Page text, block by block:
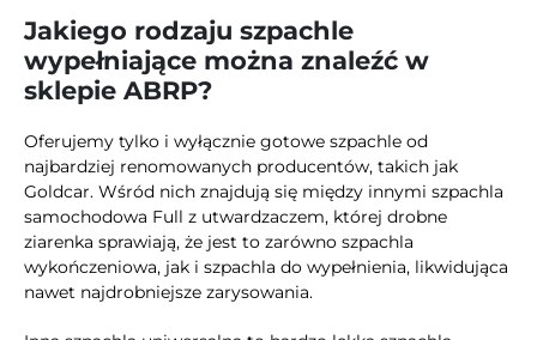
Jakiego rodzaju szpachle
wypełniające można znaleźć w
sklepie ABRP?
Oferujemy tylko i wyłącznie gotowe szpachle od
najbardziej renomowanych producentów, takich jak
Goldcar. Wśród nich znajdują się między innymi szpachla
samochodowa Full z utwardzaczem, której drobne
ziarenka sprawiają, że jest to zarówno szpachla
wykończeniowa, jak i szpachla do wypełnienia, likwidująca
nawet najdrobniejsze zarysowania.